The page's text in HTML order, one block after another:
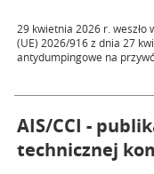
29 kwietnia 2026 r.
(UE) 2026/916 z dnia 27
antydumpingowe na
AIS/CCI -
technicznej